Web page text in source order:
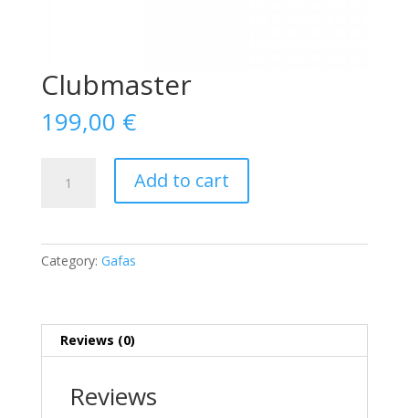
Clubmaster
199,00 €
quantity
Add to cart
Category: Gafas
Reviews (0)
Reviews